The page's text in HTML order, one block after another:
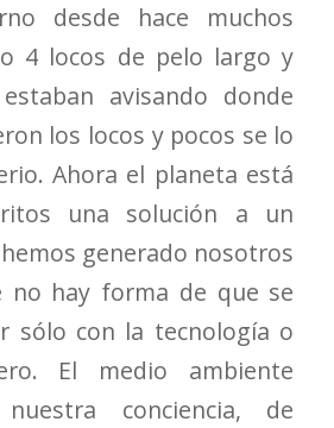
desde hace muchos
4 locos de pelo largo y
avisando donde
los locos y pocos se lo
Ahora el planeta está
una solución a un
generado nosotros
no hay forma de que se
sólo con la tecnología o
El medio ambiente
conciencia, de